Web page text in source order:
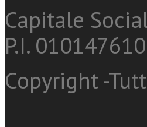
Capitale
P.I.
Copyright -